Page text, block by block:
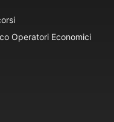
Operatori Economici